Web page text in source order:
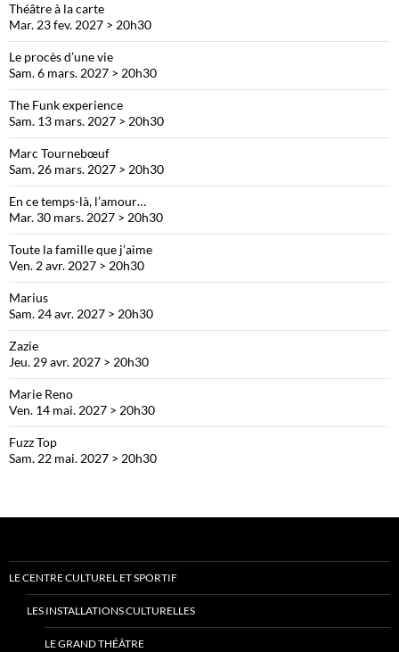
Théâtre à la carte
Mar. 23 fev. 2027 > 20h30
Le procès d’une vie
Sam. 6 mars. 2027 > 20h30
The Funk experience
Sam. 13 mars. 2027 > 20h30
Marc Tournebœuf
Sam. 26 mars. 2027 > 20h30
En ce temps-là, l’amour…
Mar. 30 mars. 2027 > 20h30
Toute la famille que j’aime
Ven. 2 avr. 2027 > 20h30
Marius
Sam. 24 avr. 2027 > 20h30
Zazie
Jeu. 29 avr. 2027 > 20h30
Marie Reno
Ven. 14 mai. 2027 > 20h30
Fuzz Top
Sam. 22 mai. 2027 > 20h30
LE CENTRE CULTUREL ET SPORTIF
LES INSTALLATIONS CULTURELLES
LE GRAND THÉÂTRE